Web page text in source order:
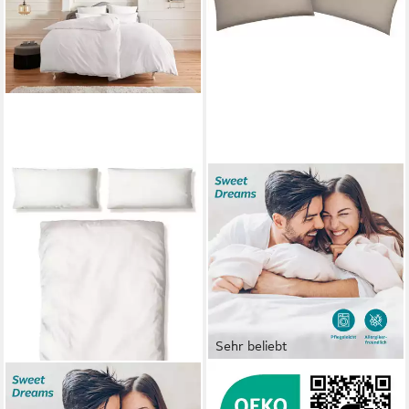
OTTO HOME
Bettwäsche Mila ab Gr.
Sehr beliebt
OTTO HOME
Kissenbezug Desner 100%